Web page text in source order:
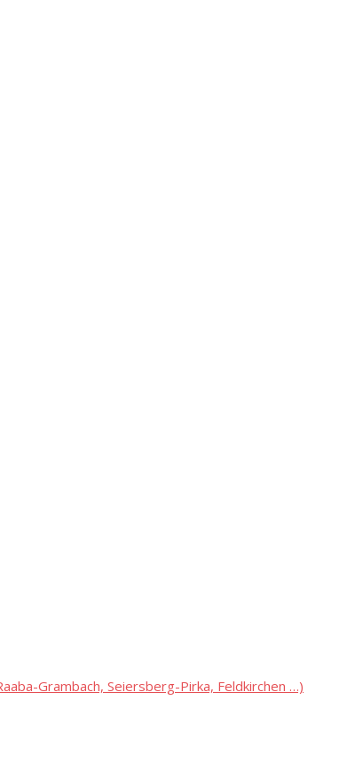
Grambach, Seiersberg-Pirka, Feldkirchen …)